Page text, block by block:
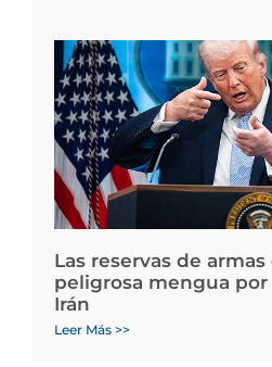
Las reservas de armas
peligrosa mengua por
Irán
Leer Más >>